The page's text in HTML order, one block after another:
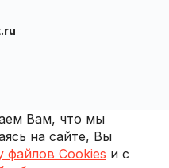
Вам, что мы
на сайте, Вы
файлов Cookies и с